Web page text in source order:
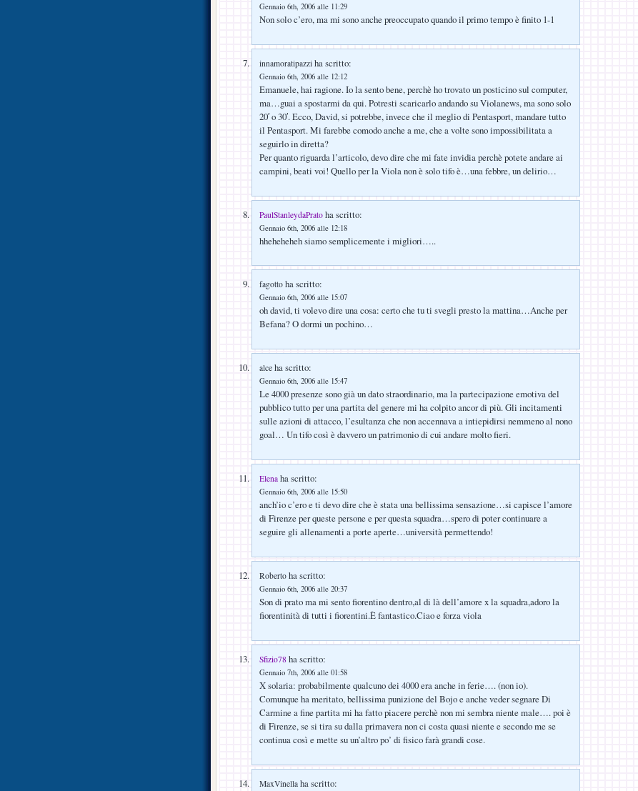
Gennaio 6th, 2006 alle 11:29
Non solo c’ero, ma mi sono anche preoccupato quando il primo tempo è finito 1-1
innamoratipazzi ha scritto:
Gennaio 6th, 2006 alle 12:12
Emanuele, hai ragione. Io la sento bene, perchè ho trovato un posticino sul computer,
ma…guai a spostarmi da qui. Potresti scaricarlo andando su Violanews, ma sono solo
20′ o 30′. Ecco, David, si potrebbe, invece che il meglio di Pentasport, mandare tutto
il Pentasport. Mi farebbe comodo anche a me, che a volte sono impossibilitata a
seguirlo in diretta?
Per quanto riguarda l’articolo, devo dire che mi fate invidia perchè potete andare ai
campini, beati voi! Quello per la Viola non è solo tifo è…una febbre, un delirio…
PaulStanleydaPrato ha scritto:
Gennaio 6th, 2006 alle 12:18
hheheheheh siamo semplicemente i migliori…..
fagotto ha scritto:
Gennaio 6th, 2006 alle 15:07
oh david, ti volevo dire una cosa: certo che tu ti svegli presto la mattina…Anche per
Befana? O dormi un pochino…
alce ha scritto:
Gennaio 6th, 2006 alle 15:47
Le 4000 presenze sono già un dato straordinario, ma la partecipazione emotiva del
pubblico tutto per una partita del genere mi ha colpito ancor di più. Gli incitamenti
sulle azioni di attacco, l’esultanza che non accennava a intiepidirsi nemmeno al nono
goal… Un tifo così è davvero un patrimonio di cui andare molto fieri.
Elena ha scritto:
Gennaio 6th, 2006 alle 15:50
anch’io c’ero e ti devo dire che è stata una bellissima sensazione…si capisce l’amore
di Firenze per queste persone e per questa squadra…spero di poter continuare a
seguire gli allenamenti a porte aperte…università permettendo!
Roberto ha scritto:
Gennaio 6th, 2006 alle 20:37
Son di prato ma mi sento fiorentino dentro,al di là dell’amore x la squadra,adoro la
fiorentinità di tutti i fiorentini.È fantastico.Ciao e forza viola
Sfizio78 ha scritto:
Gennaio 7th, 2006 alle 01:58
X solaria: probabilmente qualcuno dei 4000 era anche in ferie…. (non io).
Comunque ha meritato, bellissima punizione del Bojo e anche veder segnare Di
Carmine a fine partita mi ha fatto piacere perchè non mi sembra niente male…. poi è
di Firenze, se si tira su dalla primavera non ci costa quasi niente e secondo me se
continua così e mette su un’altro po’ di fisico farà grandi cose.
MaxVinella ha scritto: